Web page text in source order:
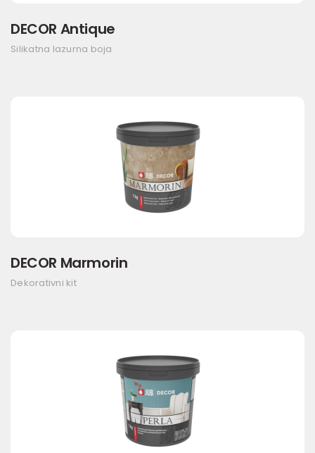
DECOR Antique
Silikatna lazurna boja
DECOR Marmorin
Dekorativni kit